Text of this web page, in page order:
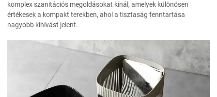
komplex szanitációs megoldásokat kínál, amelyek különösen
értékesek a kompakt terekben, ahol a tisztaság fenntartása
nagyobb kihívást jelent.